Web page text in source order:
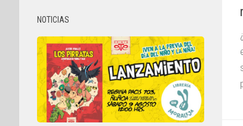
NOTICIAS